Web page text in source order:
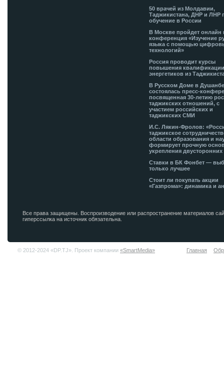
50 врачей из Молдавии,
Таджикистана, ДНР и ЛНР
обучение в России
В Москве пройдет онлайн
конференция «Изучение
языка с помощью
технологий»
Россия проводит курсы
повышения
энергетиков из
В Русском Доме в
состоялась пресс-
посвященная 30-летию
таджикских отношений, с
участием российских и
таджикских СМИ
И.С. Лякин-Фролов:
таджикское
области образования и
формирует прочную
укрепления двусторонних
Ставки в БК Фонбет —
только лучшее
Стоит ли покупать акции
«Газпрома»: динамика и
Все права защищены. Воспроизводение или распространение материалов
гиперссылка на источник обязательна.
© 2012-2024 «DP.TJ». Проект компании «SmartMedia» Главная